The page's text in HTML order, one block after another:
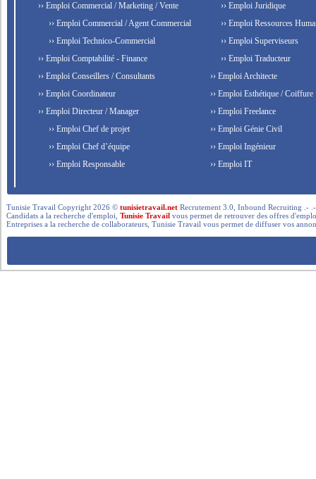
›› Emploi Commercial / Marketing / Vente
›› Emploi Commercial / Agent Commercial
›› Emploi Technico-Commercial
›› Emploi Comptabilité - Finance
›› Emploi Conseillers / Consultants
›› Emploi Coordinateur
›› Emploi Directeur / Manager
›› Emploi Chef de projet
›› Emploi Chef d’équipe
›› Emploi Responsable
›› Emploi Juridique
›› Emploi Ressources
›› Emploi Superviseurs
›› Emploi Traducteur
›› Emploi Architecte
›› Emploi Esthétique / Coiffure
›› Emploi Freelance
›› Emploi Génie Civil
›› Emploi Ingénieur
›› Emploi IT
Tunisie Travail Copyright 2026 ©tunisietravail.net Recrutement 3.0, Inbound Recruiting .-
Candidats a la recherche d'emploi,Tunisie Travail vous permet de retrouver des offres
Entreprises a la recherche de collaborateurs, Tunisie Travail vous permet de diffuser vos